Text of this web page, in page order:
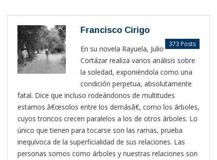
Francisco Cirigo
373 Posts
En su novela Rayuela, Julio
Cortázar realiza varios análisis sobre
la soledad, exponiéndola como una
condición perpetua, absolutamente
fatal. Dice que incluso rodeándonos de multitudes
estamos â€œsolos entre los demásâ€, como los árboles,
cuyos troncos crecen paralelos a los de otros árboles. Lo
único que tienen para tocarse son las ramas, prueba
inequívoca de la superficialidad de sus relaciones. Las
personas somos como árboles y nuestras relaciones son